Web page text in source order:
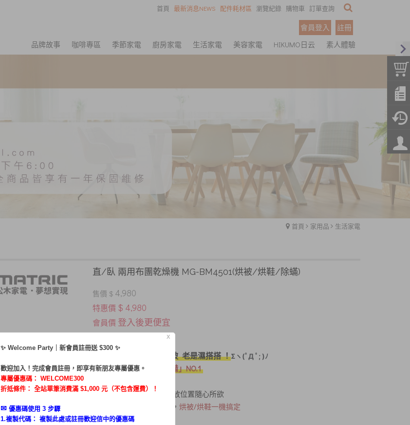
首頁 最新消息NEWS 配件耗材區 瀏覽紀錄 購物車 訂單查詢
會員登入
註冊
品牌故事
咖啡專區 季節家電 廚房家電 生活家電 美容家電 HIKUMO日云 素人體驗
首頁 家用品 生活家電
直/臥 兩用布團乾燥機 MG-BM4501(烘被/烘鞋/除蟎)
售價 $ 4,980
特惠價 $ 4,980
會員價 登入後更便宜
惱人梅雨季
鞋子、衣服、甚至是棉被 老是濕搭搭 ！Σヽ(ﾟД ﾟ; )ﾉ
快乾神隊友、「居家必備」NO.1
．直立橫臥二用，依您擺放位置隨心所欲
， 烘被/烘鞋一機搞定
．夏、冬二季雙模式
X
✨ Welcome Party｜新會員註冊送 $300 ✨
歡迎加入！完成會員註冊，即享有新朋友專屬優惠。
專屬優惠碼： WELCOME300
折抵條件： 全站單筆消費滿 $1,000 元（不包含運費）！
✉︎ 優惠碼使用 3 步驟
1.複製代碼： 複製此處或註冊歡迎信中的優惠碼